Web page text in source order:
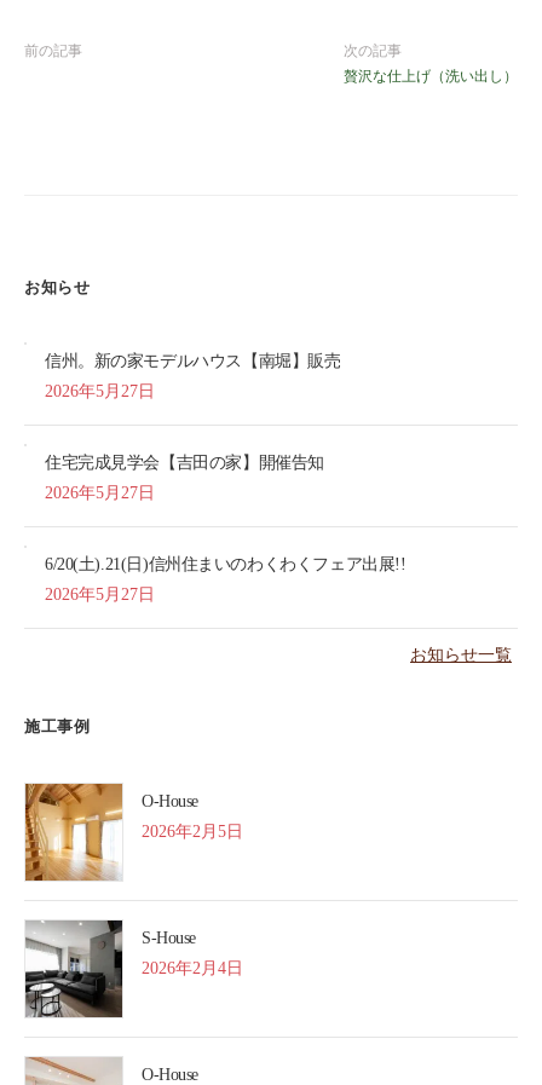
前の記事
次の記事
贅沢な仕上げ（洗い出し）
お知らせ
信州。新の家モデルハウス【南堀】販売
2026年5月27日
住宅完成見学会【吉田の家】開催告知
2026年5月27日
6/20(土).21(日)信州住まいのわくわくフェア出展!!
2026年5月27日
お知らせ一覧
施工事例
O-House
2026年2月5日
S-House
2026年2月4日
O-House